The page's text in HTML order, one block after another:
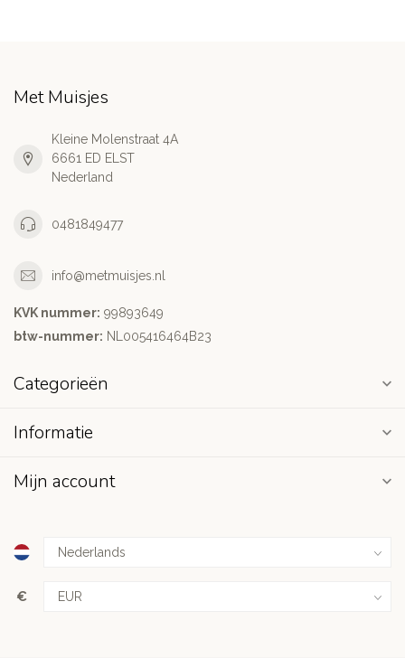
Met Muisjes
Kleine Molenstraat 4A
6661 ED ELST
Nederland
0481849477
info@metmuisjes.nl
KVK nummer: 99893649
btw-nummer: NL005416464B23
Categorieën
Informatie
Mijn account
€